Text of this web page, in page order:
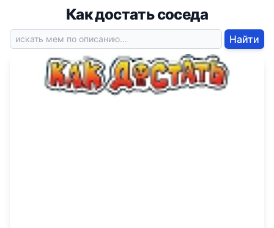
Как достать соседа
Найти